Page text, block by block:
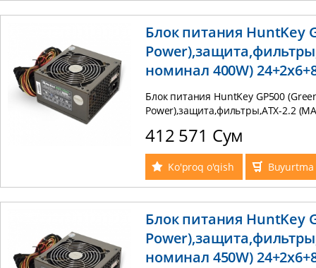
Блок питания HuntKey
номинал 400W)
Блок питания HuntKey GP500
Power),защита,фильтры,ATX-2.2
412 571 Сум
Ko'proq o'qish
Блок питания HuntKey
номинал 450W)